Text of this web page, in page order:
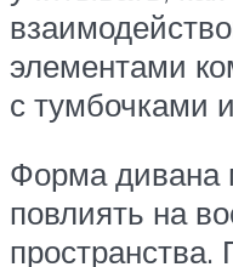
элементами
с тумбочками
Форма дивана
повлиять на